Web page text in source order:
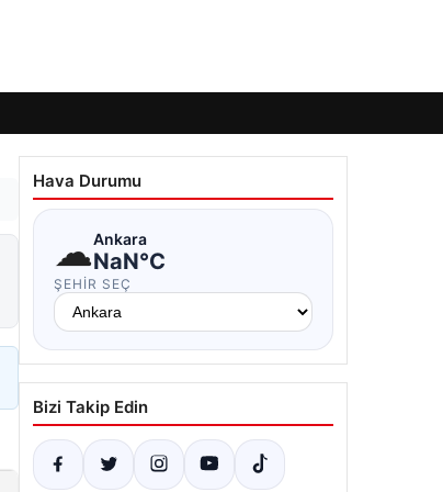
Hava Durumu
☁Ankara
NaN°C
ŞEHIR SEÇ
Bizi Takip Edin